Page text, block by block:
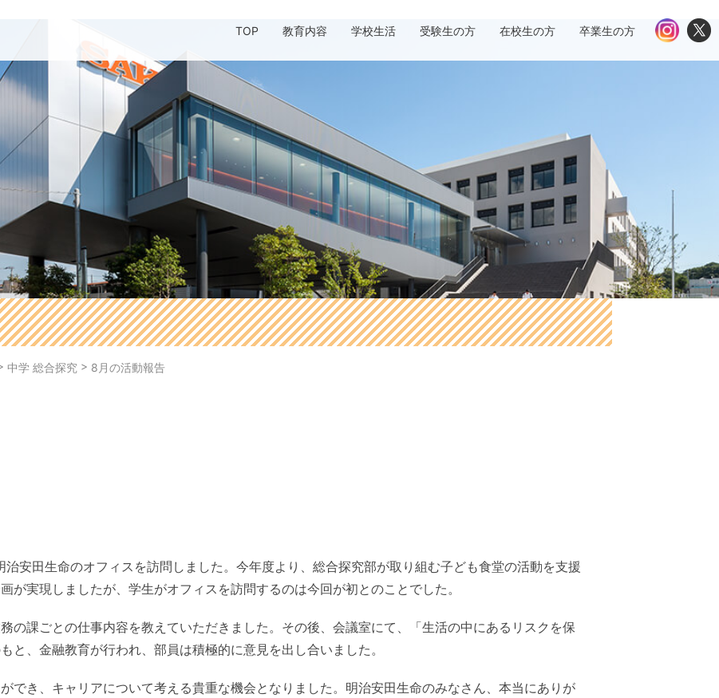
TOP 教育内容 学校生活 受験生の方 在校生の方 卒業生の方
中学 総合探究 > 8月の活動報告
安田生命のオフィスを訪問しました。今年度より、総合探究部が取り組む子ども食堂の活動を支援
が実現しましたが、学生がオフィスを訪問するのは今回が初とのことでした。
の課ごとの仕事内容を教えていただきました。その後、会議室にて、「生活の中にあるリスクを保
と、金融教育が行われ、部員は積極的に意見を出し合いました。
でき、キャリアについて考える貴重な機会となりました。明治安田生命のみなさん、本当にありが